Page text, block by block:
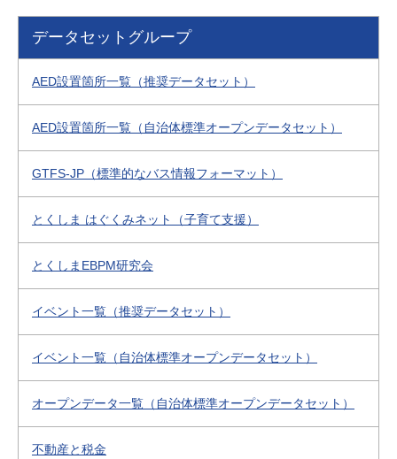
データセットグループ
AED設置箇所一覧（推奨データセット）
AED設置箇所一覧（自治体標準オープンデータセット）
GTFS-JP（標準的なバス情報フォーマット）
とくしま はぐくみネット（子育て支援）
とくしまEBPM研究会
イベント一覧（推奨データセット）
イベント一覧（自治体標準オープンデータセット）
オープンデータ一覧（自治体標準オープンデータセット）
不動産と税金